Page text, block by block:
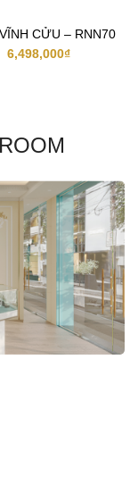
CỬU – RNN70
6,498,000₫